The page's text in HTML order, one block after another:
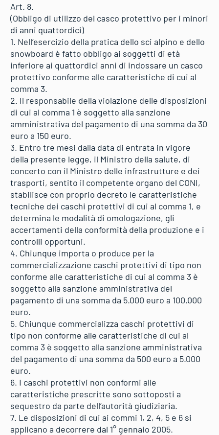
Art. 8.
(Obbligo di utilizzo del casco protettivo per i minori
di anni quattordici)
1. Nell’esercizio della pratica dello sci alpino e dello
snowboard è fatto obbligo ai soggetti di età
inferiore ai quattordici anni di indossare un casco
protettivo conforme alle caratteristiche di cui al
comma 3.
2. Il responsabile della violazione delle disposizioni
di cui al comma 1 è soggetto alla sanzione
amministrativa del pagamento di una somma da 30
euro a 150 euro.
3. Entro tre mesi dalla data di entrata in vigore
della presente legge, il Ministro della salute, di
concerto con il Ministro delle infrastrutture e dei
trasporti, sentito il competente organo del CONI,
stabilisce con proprio decreto le caratteristiche
tecniche dei caschi protettivi di cui al comma 1, e
determina le modalità di omologazione, gli
accertamenti della conformità della produzione e i
controlli opportuni.
4. Chiunque importa o produce per la
commercializzazione caschi protettivi di tipo non
conforme alle caratteristiche di cui al comma 3 è
soggetto alla sanzione amministrativa del
pagamento di una somma da 5.000 euro a 100.000
euro.
5. Chiunque commercializza caschi protettivi di
tipo non conforme alle caratteristiche di cui al
comma 3 è soggetto alla sanzione amministrativa
del pagamento di una somma da 500 euro a 5.000
euro.
6. I caschi protettivi non conformi alle
caratteristiche prescritte sono sottoposti a
sequestro da parte dell’autorità giudiziaria.
7. Le disposizioni di cui ai commi 1, 2, 4, 5 e 6 si
applicano a decorrere dal 1° gennaio 2005.